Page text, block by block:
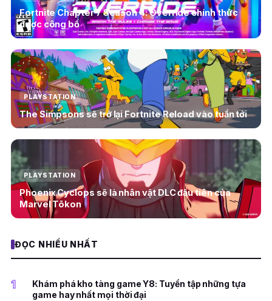
Fortnite Chapter 7 Season 4: Override chính thức
được công bố
PLAYSTATION
The Simpsons sẽ trở lại Fortnite Reload vào tuần tới
PLAYSTATION
Phoenix Cyclops sẽ là nhân vật DLC đầu tiên của
Marvel Tōkon
ĐỌC NHIỀU NHẤT
1
Khám phá kho tàng game Y8: Tuyển tập những tựa
game hay nhất mọi thời đại